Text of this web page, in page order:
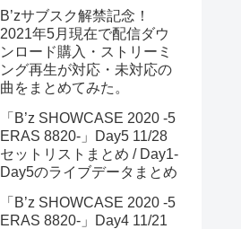
B’zサブスク解禁記念！
2021年5月現在で配信ダウ
ンロード購入・ストリーミ
ング再生が対応・未対応の
曲をまとめてみた。
「B’z SHOWCASE 2020 -5
ERAS 8820-」Day5 11/28
セットリストまとめ / Day1-
Day5のライブデータまとめ
「B’z SHOWCASE 2020 -5
ERAS 8820-」Day4 11/21